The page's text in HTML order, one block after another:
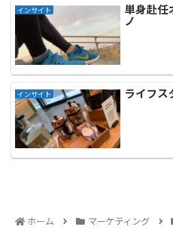
インサイト 単身赴任
ノ
インサイト ライフス
ホーム マーケティング